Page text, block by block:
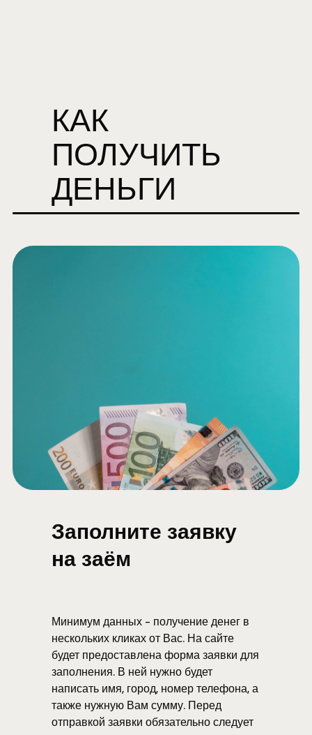
КАК
ПОЛУЧИТЬ
ДЕНЬГИ
Минимум данных - получение денег в
нескольких кликах от Вас. На сайте
будет предоставлена форма заявки для
заполнения. В ней нужно будет
написать имя, город, номер телефона, а
также нужную Вам сумму. Перед
отправкой заявки обязательно следует
Заполните заявку
на заём